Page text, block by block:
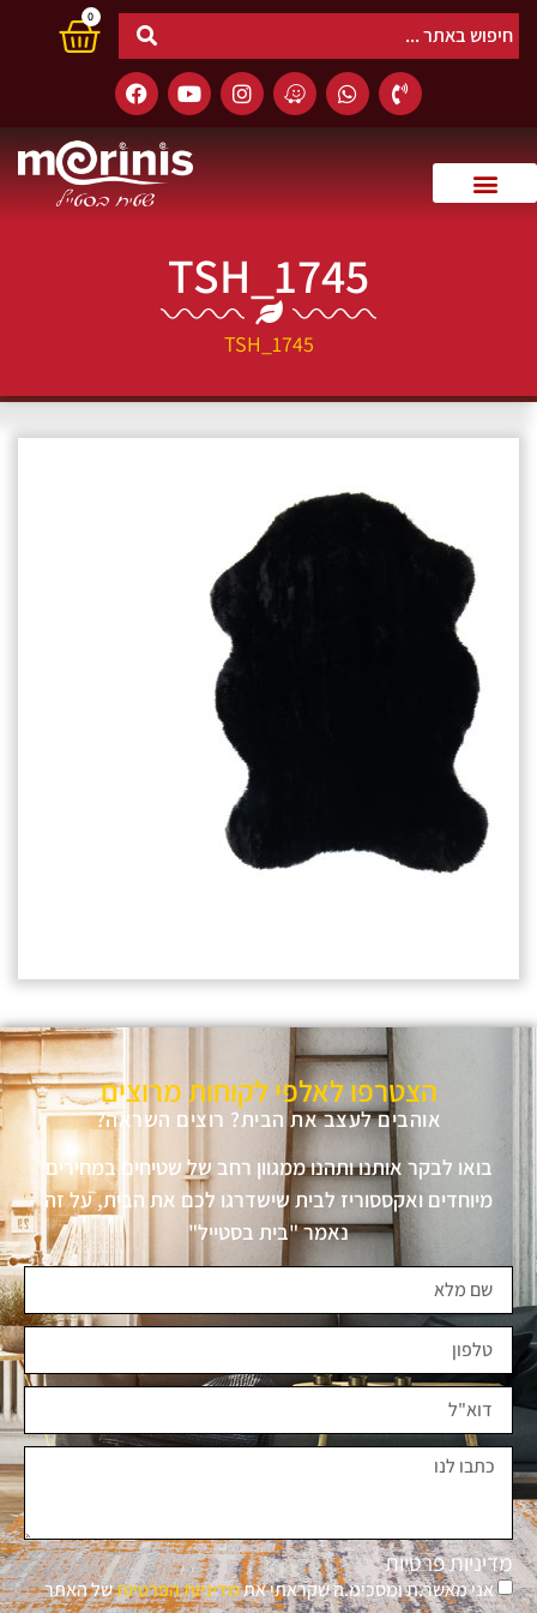
0
TSH_1745
TSH_1745
הצטרפו לאלפי לקוחות מרוצים
אוהבים לעצב את הבית? רוצים השראה?
בואו לבקר אותנו ותהנו ממגוון רחב של שטיחים במחירים
מיוחדים ואקססוריז לבית שישדרגו לכם את הבית, על זה
נאמר "בית בסטייל"
מדיניות פרטיות
אני מאשר.ת ומסכימ.ה שקראתי אתמדיניות הפרטיותשל האתר